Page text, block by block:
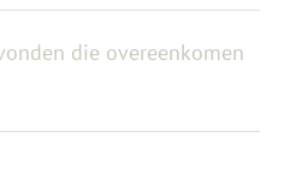
die overeenkomen